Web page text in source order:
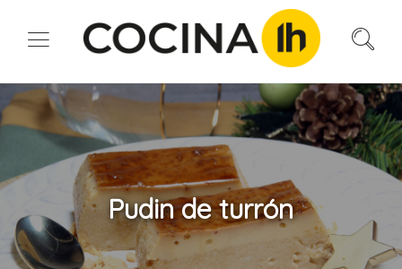
Pudin de turrón